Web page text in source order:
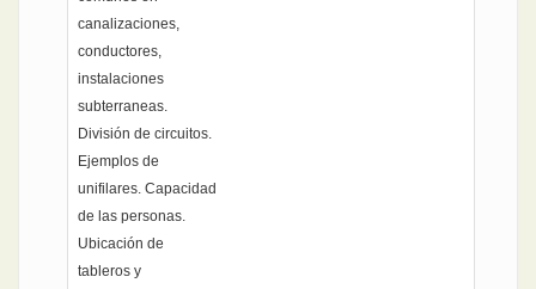
canalizaciones,
conductores,
instalaciones
subterraneas.
División de circuitos.
Ejemplos de
unifilares. Capacidad
de las personas.
Ubicación de
tableros y